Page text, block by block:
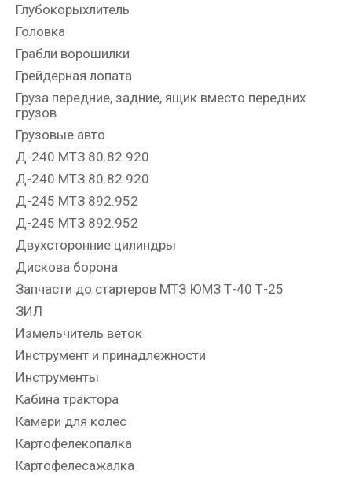
Глубокорыхлитель
Головка
Грабли ворошилки
Грейдерная лопата
Груза передние, задние, ящик вместо передних
грузов
Грузовые авто
Д-240 МТЗ 80.82.920
Д-240 МТЗ 80.82.920
Д-245 МТЗ 892.952
Д-245 МТЗ 892.952
Двухсторонние цилиндры
Дискова борона
Запчасти до стартеров МТЗ ЮМЗ Т-40 Т-25
ЗИЛ
Измельчитель веток
Инструмент и принадлежности
Инструменты
Кабина трактора
Камери для колес
Картофелекопалка
Картофелесажалка